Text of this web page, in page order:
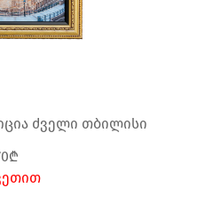
ძველი თბილისი